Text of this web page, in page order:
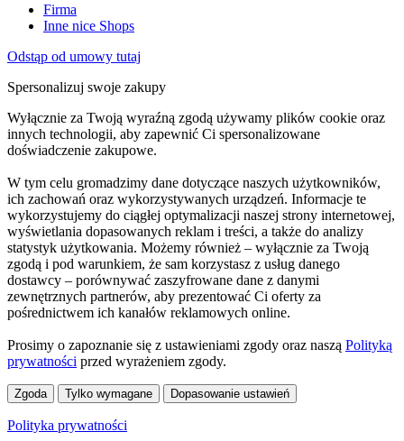
Firma
Inne nice Shops
Odstąp od umowy tutaj
Spersonalizuj swoje zakupy
Wyłącznie za Twoją wyraźną zgodą używamy plików cookie oraz
innych technologii, aby zapewnić Ci spersonalizowane
doświadczenie zakupowe.
W tym celu gromadzimy dane dotyczące naszych użytkowników,
ich zachowań oraz wykorzystywanych urządzeń. Informacje te
wykorzystujemy do ciągłej optymalizacji naszej strony internetowej,
wyświetlania dopasowanych reklam i treści, a także do analizy
statystyk użytkowania. Możemy również – wyłącznie za Twoją
zgodą i pod warunkiem, że sam korzystasz z usług danego
dostawcy – porównywać zaszyfrowane dane z danymi
zewnętrznych partnerów, aby prezentować Ci oferty za
pośrednictwem ich kanałów reklamowych online.
Prosimy o zapoznanie się z ustawieniami zgody oraz naszą Polityką
prywatności przed wyrażeniem zgody.
Zgoda Tylko wymagane Dopasowanie ustawień
Polityka prywatności